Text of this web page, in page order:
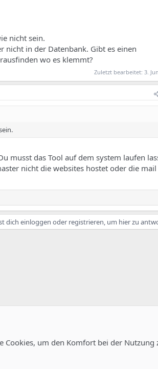
nicht sein.
nicht in der Datenbank. Gibt es einen
wo es klemmt?
Zuletzt bearbeitet: 3.
musst das Tool auf dem system laufen
nicht die websites hostet oder die mail
dich einloggen oder registrieren, um hier zu
um den Komfort bei der Nutzung